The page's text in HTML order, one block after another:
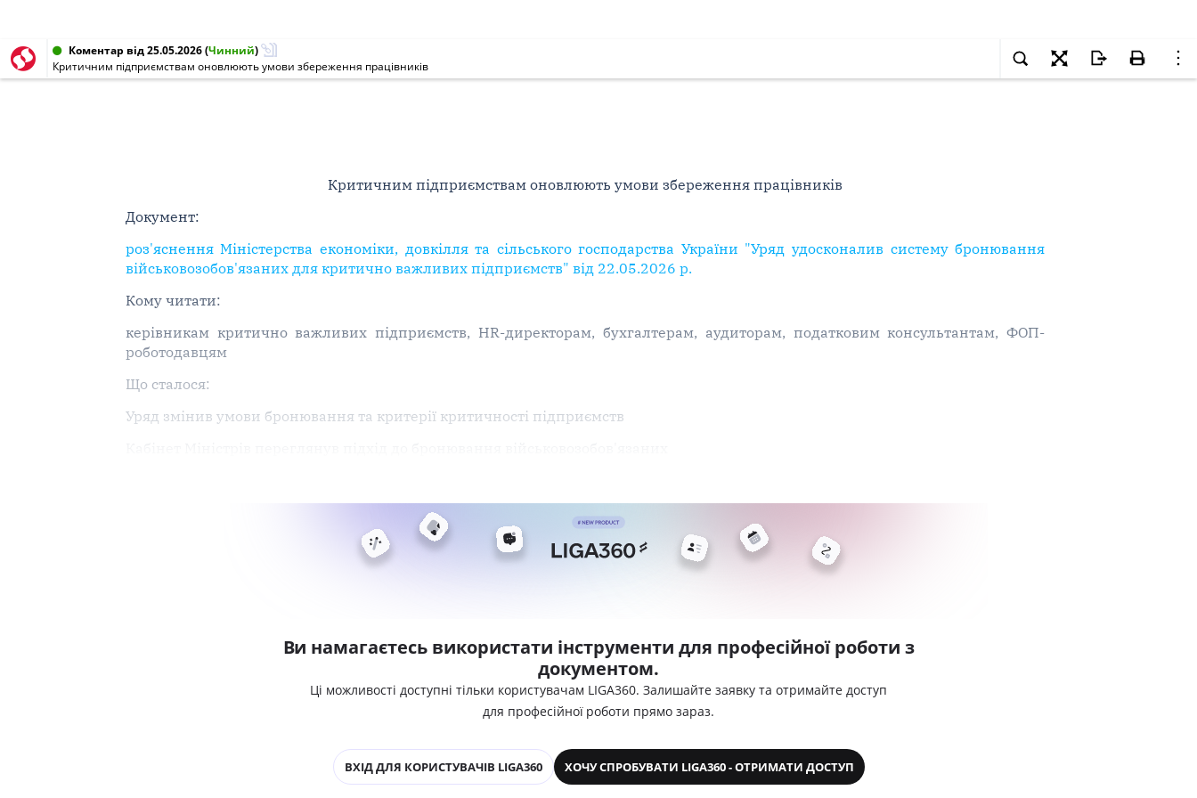
Коментар від 25.05.2026(Чинний)
Критичним підприємствам оновлюють умови збереження працівників
Критичним підприємствам оновлюють умови збереження працівників
Документ:
роз'яснення Міністерства економіки, довкілля та сільського господарства України "Уряд удосконалив систему бронювання
військовозобов'язаних для критично важливих підприємств" від 22.05.2026 р.
Кому читати:
керівникам критично важливих підприємств, HR-директорам, бухгалтерам, аудиторам, податковим консультантам, ФОП-
роботодавцям
Що сталося:
Уряд змінив умови бронювання та критерії критичності підприємств
Ви намагаєтесь використати інструменти для професійної роботи з
документом.
Ці можливості доступні тільки користувачам LIGA360. Залишайте заявку та отримайте доступ
для професійної роботи прямо зараз.
ВХІД ДЛЯ КОРИСТУВАЧІВ LIGA360 ХОЧУ СПРОБУВАТИ LIGA360 - ОТРИМАТИ ДОСТУП